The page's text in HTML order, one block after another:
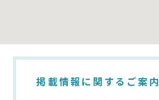
掲載情報に関するご案内